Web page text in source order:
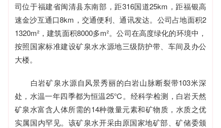
司位于福建省闽清县东南部，距316国道25km，距福银高
速金沙互通口8km，交通便利、通讯发达。公司占地面积2
1320m²，建筑面积8000多m²。公司在高度绿化的环境中，
按照国家标准建设矿泉水水源地三级防护带、车间及办公
大楼。
白岩矿泉水源自风景秀丽的白岩山脉断裂带103米深
处，水温一年四季都为恒温25℃。经科学检测，白岩天然
矿泉水富含人体所需的14种微量元素和矿物质，水质之优
实属国内罕见。该矿泉水开采由原国家地矿部、矿储委颁